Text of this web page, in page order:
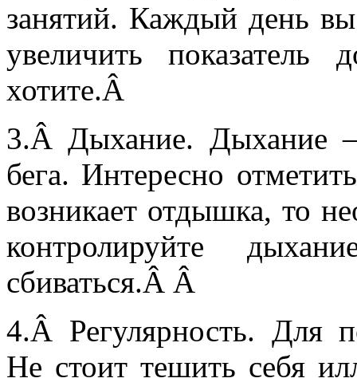
занятий. Каждый день
увеличить
хотите.Â
3.Â Дыхание. Дыхание
бега. Интересно
возникает отдышка, то
контролируйте
сбиваться.Â Â
4.Â Регулярность. Для
Не стоит тешить себя